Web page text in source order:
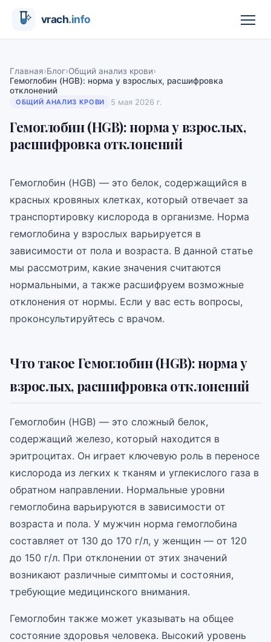
Главная›Блог›Общий анализ крови›
Гемоглобин (HGB): норма у взрослых, расшифровка
отклонений
ОБЩИЙ АНАЛИЗ КРОВИ 5 мая 2026 г.
Гемоглобин (HGB): норма у взрослых,
расшифровка отклонений
Гемоглобин (HGB) — это белок, содержащийся в
красных кровяных клетках, который отвечает за
транспортировку кислорода в организме. Норма
гемоглобина у взрослых варьируется в
зависимости от пола и возраста. В данной статье
мы рассмотрим, какие значения считаются
нормальными, а также расшифруем возможные
отклонения от нормы. Если у вас есть вопросы,
проконсультируйтесь с врачом.
Что такое Гемоглобин (HGB): норма у
взрослых, расшифровка отклонений
Гемоглобин (HGB) — это сложный белок,
содержащий железо, который находится в
эритроцитах. Он играет ключевую роль в переносе
кислорода из легких к тканям и углекислого газа в
обратном направлении. Нормальные уровни
гемоглобина варьируются в зависимости от
возраста и пола. У мужчин норма гемоглобина
составляет от 130 до 170 г/л, у женщин — от 120
до 150 г/л. При отклонении от этих значений
возникают различные симптомы и состояния,
требующие медицинского внимания.
Гемоглобин также может указывать на общее
состояние здоровья человека. Высокий уровень